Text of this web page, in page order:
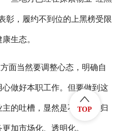
彰，履约不到位的上黑榜受限
生态。
面当然要调整心态，明确自
做好本职工作。但要做到这
的吐槽，显然是不够的。归
加市场化、透明化。
TOP